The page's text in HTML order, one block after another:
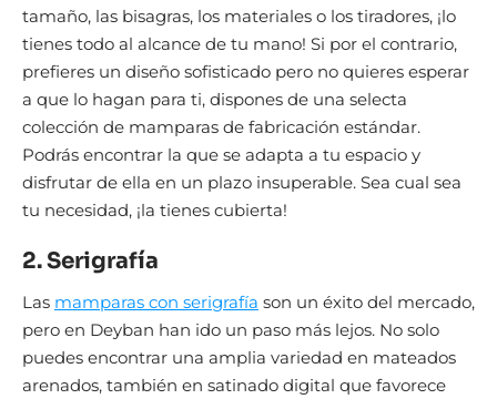
tamaño, las bisagras, los materiales o los tiradores, ¡lo
tienes todo al alcance de tu mano! Si por el contrario,
prefieres un diseño sofisticado pero no quieres esperar
a que lo hagan para ti, dispones de una selecta
colección de mamparas de fabricación estándar.
Podrás encontrar la que se adapta a tu espacio y
disfrutar de ella en un plazo insuperable. Sea cual sea
tu necesidad, ¡la tienes cubierta!
2. Serigrafía
Las mamparas con serigrafía son un éxito del mercado,
pero en Deyban han ido un paso más lejos. No solo
puedes encontrar una amplia variedad en mateados
arenados, también en satinado digital que favorece